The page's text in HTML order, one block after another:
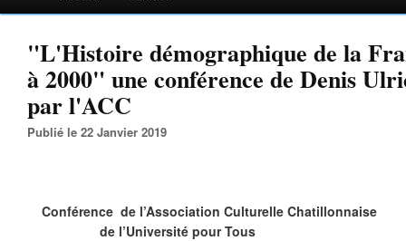
"L'Histoire démographique de la
à 2000" une conférence de Denis
par l'ACC
Publié le 22 Janvier 2019
Conférence de l’Association Culturelle Chatillonnaise
de l’Université pour Tous